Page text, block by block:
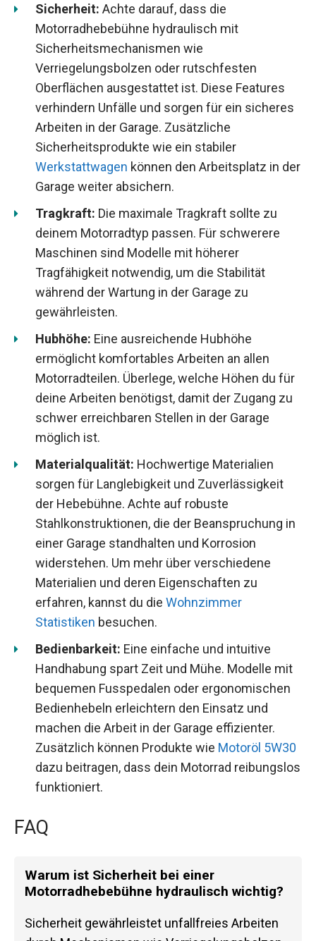
Sicherheit: Achte darauf, dass die
Motorradhebebühne hydraulisch mit
Sicherheitsmechanismen wie
Verriegelungsbolzen oder rutschfesten
Oberflächen ausgestattet ist. Diese Features
verhindern Unfälle und sorgen für ein sicheres
Arbeiten in der Garage. Zusätzliche
Sicherheitsprodukte wie ein stabiler
Werkstattwagen können den Arbeitsplatz in der
Garage weiter absichern.
Tragkraft: Die maximale Tragkraft sollte zu
deinem Motorradtyp passen. Für schwerere
Maschinen sind Modelle mit höherer
Tragfähigkeit notwendig, um die Stabilität
während der Wartung in der Garage zu
gewährleisten.
Hubhöhe: Eine ausreichende Hubhöhe
ermöglicht komfortables Arbeiten an allen
Motorradteilen. Überlege, welche Höhen du für
deine Arbeiten benötigst, damit der Zugang zu
schwer erreichbaren Stellen in der Garage
möglich ist.
Materialqualität: Hochwertige Materialien
sorgen für Langlebigkeit und Zuverlässigkeit
der Hebebühne. Achte auf robuste
Stahlkonstruktionen, die der Beanspruchung in
einer Garage standhalten und Korrosion
widerstehen. Um mehr über verschiedene
Materialien und deren Eigenschaften zu
erfahren, kannst du die Wohnzimmer
Statistiken besuchen.
Bedienbarkeit: Eine einfache und intuitive
Handhabung spart Zeit und Mühe. Modelle mit
bequemen Fusspedalen oder ergonomischen
Bedienhebeln erleichtern den Einsatz und
machen die Arbeit in der Garage effizienter.
Zusätzlich können Produkte wie Motoröl 5W30
dazu beitragen, dass dein Motorrad reibungslos
funktioniert.
FAQ
Warum ist Sicherheit bei einer
Motorradhebebühne hydraulisch wichtig?
Sicherheit gewährleistet unfallfreies Arbeiten